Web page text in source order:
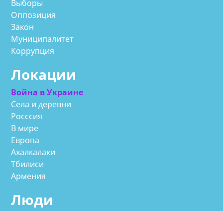
Выборы
Оппозиция
Закон
Муниципалитет
Коррупция
Локации
Война в Украине
Села и деревни
Росссия
В мире
Европа
Ахалкалаки
Тбилиси
Армения
Люди